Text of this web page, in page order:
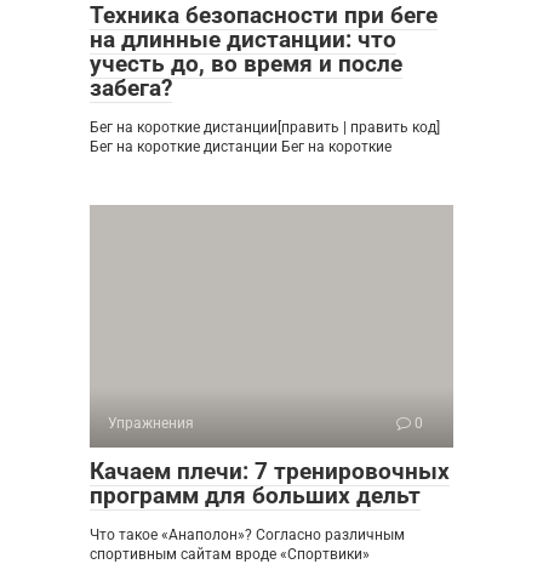
Техника безопасности при беге
на длинные дистанции: что
учесть до, во время и после
забега?
Бег на короткие дистанции[править | править код]
Бег на короткие дистанции Бег на короткие
Упражнения 0
Качаем плечи: 7 тренировочных
программ для больших дельт
Что такое «Анаполон»? Согласно различным
спортивным сайтам вроде «Спортвики»